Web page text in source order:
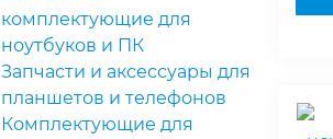
комплектующие для
ноутбуков и ПК
Запчасти и аксессуары для
планшетов и телефонов
Комплектующие для